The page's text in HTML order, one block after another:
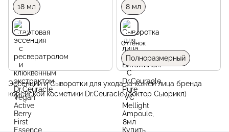
18 мл 8 мл
Оттенок
Полноразмерный
Эссенции и Сыворотки для ухода за кожей лица бренда
корейской косметики Dr.Ceuracle (доктор Сьюрикл)